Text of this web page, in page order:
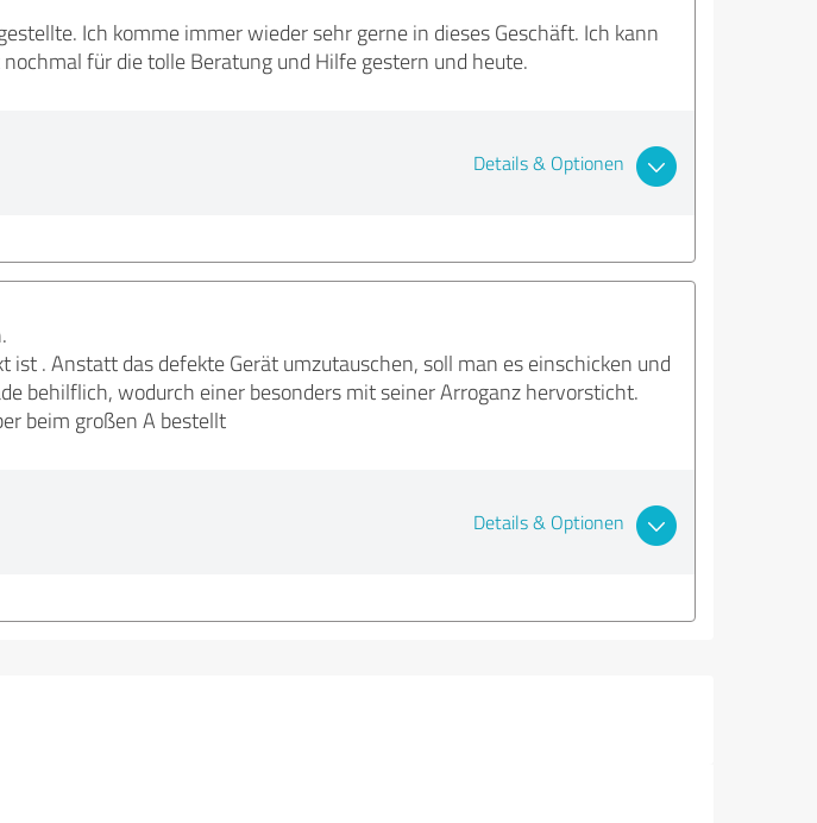
Ich komme immer wieder sehr gerne in dieses Geschäft. Ich kann
für die tolle Beratung und Hilfe gestern und heute.
Details & Optionen
ist . Anstatt das defekte Gerät umzutauschen, soll man es einschicken und
behilflich, wodurch einer besonders mit seiner Arroganz hervorsticht.
beim großen A bestellt
Details & Optionen